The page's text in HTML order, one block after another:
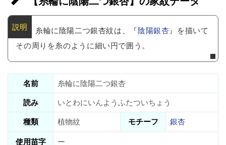
糸輪に陰陽二つ銀杏紋は、『陰陽銀杏』を描いて
その周りを糸のように細い円で囲う。
名前
糸輪に陰陽二つ銀杏
読み
いとわにいんようふたついちょう
種類
植物紋 モチーフ
銀杏
使用苗字
ー